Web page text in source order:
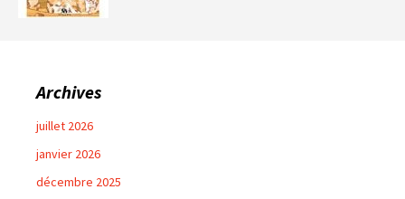
Archives
juillet 2026
janvier 2026
décembre 2025